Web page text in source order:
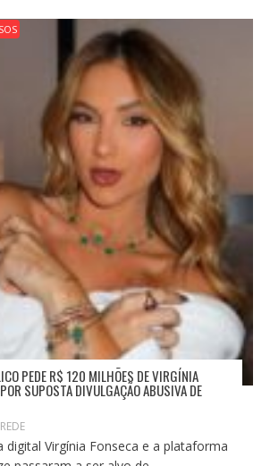
PEDE R$ 120 MILHÕES DE VIRGÍNIA
SUPOSTA DIVULGAÇÃO ABUSIVA DE
digital Virgínia Fonseca e a plataforma